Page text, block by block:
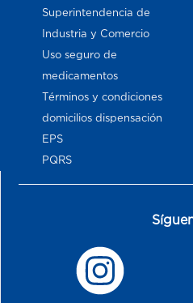
Superintendencia de
Industria y Comercio
Uso seguro de
medicamentos
Términos y condiciones
domicilios dispensación
EPS
PQRS